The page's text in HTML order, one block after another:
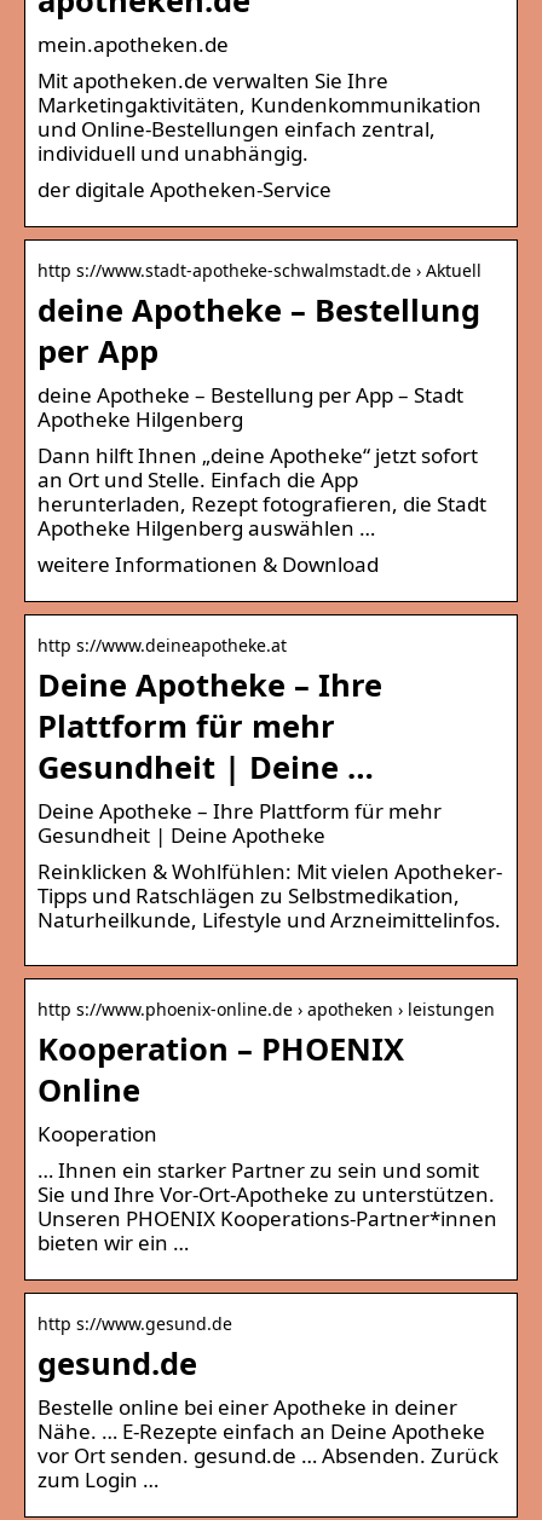
mein.apotheken.de
Mit apotheken.de verwalten Sie Ihre
Marketingaktivitäten, Kundenkommunikation
und Online-Bestellungen einfach zentral,
individuell und unabhängig.
der digitale Apotheken-Service
http s://www.stadt-apotheke-schwalmstadt.de › Aktuell
deine Apotheke – Bestellung
per App
deine Apotheke – Bestellung per App – Stadt
Apotheke Hilgenberg
Dann hilft Ihnen „deine Apotheke“ jetzt sofort
an Ort und Stelle. Einfach die App
herunterladen, Rezept fotografieren, die Stadt
Apotheke Hilgenberg auswählen …
weitere Informationen & Download
http s://www.deineapotheke.at
Deine Apotheke – Ihre
Plattform für mehr
Gesundheit | Deine …
Deine Apotheke – Ihre Plattform für mehr
Gesundheit | Deine Apotheke
Reinklicken & Wohlfühlen: Mit vielen Apotheker-
Tipps und Ratschlägen zu Selbstmedikation,
Naturheilkunde, Lifestyle und Arzneimittelinfos.
http s://www.phoenix-online.de › apotheken › leistungen
Kooperation – PHOENIX
Online
Kooperation
… Ihnen ein starker Partner zu sein und somit
Sie und Ihre Vor-Ort-Apotheke zu unterstützen.
Unseren PHOENIX Kooperations-Partner*innen
bieten wir ein …
http s://www.gesund.de
gesund.de
Bestelle online bei einer Apotheke in deiner
Nähe. … E-Rezepte einfach an Deine Apotheke
vor Ort senden. gesund.de … Absenden. Zurück
zum Login …